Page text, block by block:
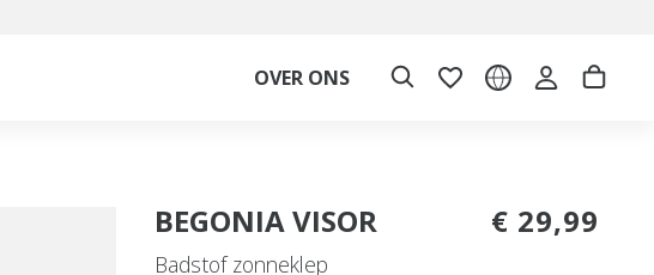
OVER ONS
BEGONIA VISOR
Badstof zonneklep
€ 29,99